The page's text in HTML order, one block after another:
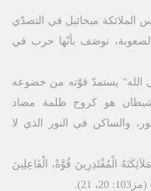
الملائكة ميخائيل في التصدّي
توصَف بأنّها حرب في
الله" يستمدّ قوّته من خضوعه
هو كروح ظلمة مضاد
والساكن في النور الذي لا
الْمُقْتَدِرِينَ قُوَّةً، الْفَاعِلِينَ
21).